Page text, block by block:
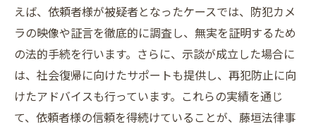
えば、依頼者様が被疑者となったケースでは、防犯カメ
ラの映像や証言を徹底的に調査し、無実を証明するため
の法的手続を行います。さらに、示談が成立した場合に
は、社会復帰に向けたサポートも提供し、再犯防止に向
けたアドバイスも行っています。これらの実績を通じ
て、依頼者様の信頼を得続けていることが、藤垣法律事